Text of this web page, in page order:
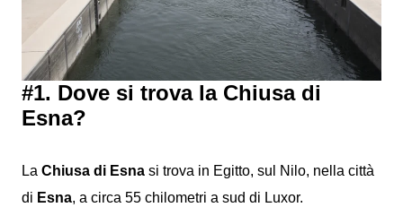
#1. Dove si trova la Chiusa di
Esna?
La Chiusa di Esna si trova in Egitto, sul Nilo, nella città
di Esna, a circa 55 chilometri a sud di Luxor.